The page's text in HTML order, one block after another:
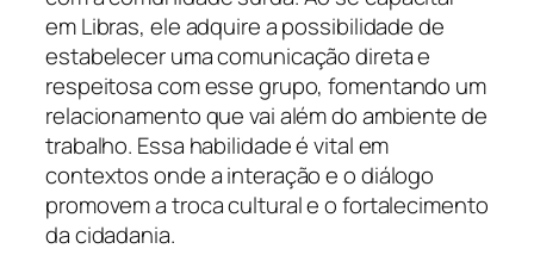
em Libras, ele adquire a possibilidade de
estabelecer uma comunicação direta e
respeitosa com esse grupo, fomentando um
relacionamento que vai além do ambiente de
trabalho. Essa habilidade é vital em
contextos onde a interação e o diálogo
promovem a troca cultural e o fortalecimento
da cidadania.